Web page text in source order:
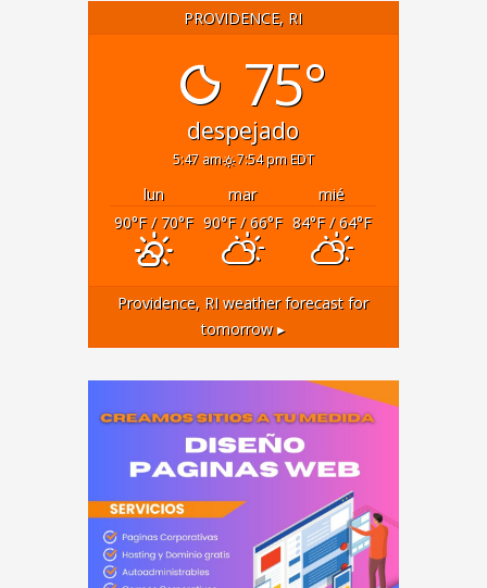
PROVIDENCE, RI
75°
despejado
5:47 am 7:54 pm EDT
lun mar
mié
90°F/ 70°F 90°F/ 66°F 84°F/ 64°F
Providence, RI weather forecast for
tomorrow ▸